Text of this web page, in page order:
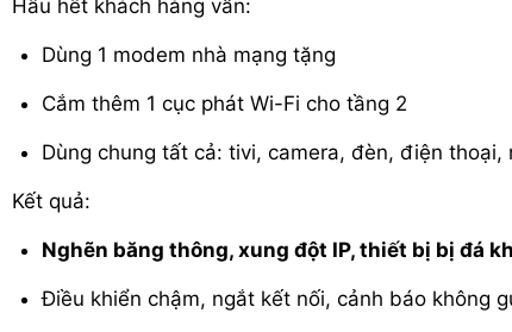
Hầu hết khách hàng vẫn:
Dùng 1 modem nhà mạng tặng
Cắm thêm 1 cục phát Wi-Fi cho tầng 2
Dùng chung tất cả: tivi, camera, đèn, điện thoại,
Kết quả:
Nghẽn băng thông, xung đột IP, thiết bị bị đá
Điều khiển chậm, ngắt kết nối, cảnh báo không